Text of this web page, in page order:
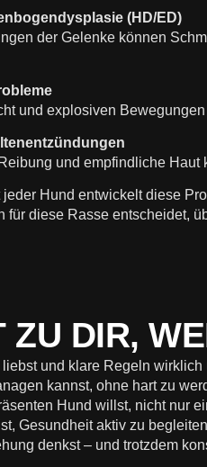
(HD/ED)
der Gelenke können
und explosiven
und empfindliche
Hund entwickelt diese
für diese Rasse entscheidet,
ZU DIR,
liebst und klare Regeln wirklich
kannst, ohne hart zu
Hund willst, nicht nur
Gesundheit aktiv zu begleiten
denkst – und trotzdem